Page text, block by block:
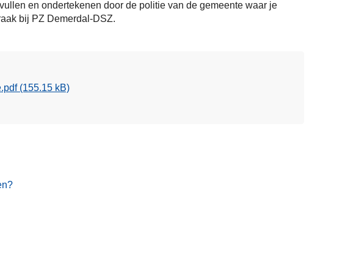
en ondertekenen door de politie van de gemeente waar je
bij PZ Demerdal-DSZ.
(155.15 kB)